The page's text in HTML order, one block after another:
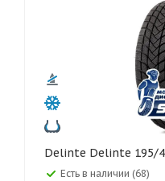
Delinte Delinte
Есть в наличии (68)